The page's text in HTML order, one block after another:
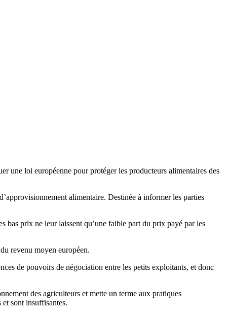
une loi européenne pour protéger les producteurs alimentaires des
alimentaire. Destinée à informer les parties
bas prix ne leur laissent qu’une faible part du prix payé par les
revenu moyen européen.
de pouvoirs de négociation entre les petits exploitants, et donc
des agriculteurs et mette un terme aux pratiques
sont insuffisantes.